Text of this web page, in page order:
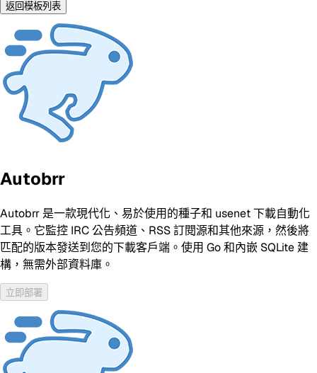
返回模板列表
Autobrr
Autobrr 是一款現代化、易於使用的種子和 usenet 下載自動化
工具。它監控 IRC 公告頻道、RSS 訂閱源和其他來源，然後將
匹配的版本發送到您的下載客戶端。使用 Go 和內嵌 SQLite 建
構，無需外部資料庫。
立即部署